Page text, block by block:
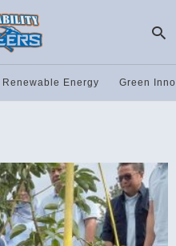
Renewable Energy Green